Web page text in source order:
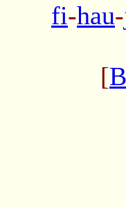
fi-hau-
[